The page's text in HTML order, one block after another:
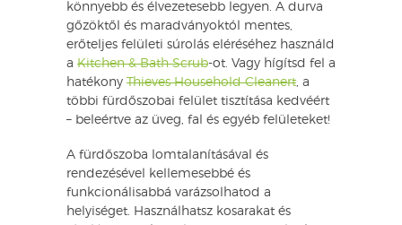
könnyebb és élvezetesebb legyen. A durva
gőzöktől és maradványoktól mentes,
erőteljes felületi súrolás eléréséhez használd
a Kitchen & Bath Scrub-ot. Vagy hígítsd fel a
hatékony Thieves Household Cleanert, a
többi fürdőszobai felület tisztítása kedvéért
– beleértve az üveg, fal és egyéb felületeket!
A fürdőszoba lomtalanításával és
rendezésével kellemesebbé és
funkcionálisabbá varázsolhatod a
helyiséget. Használhatsz kosarakat és